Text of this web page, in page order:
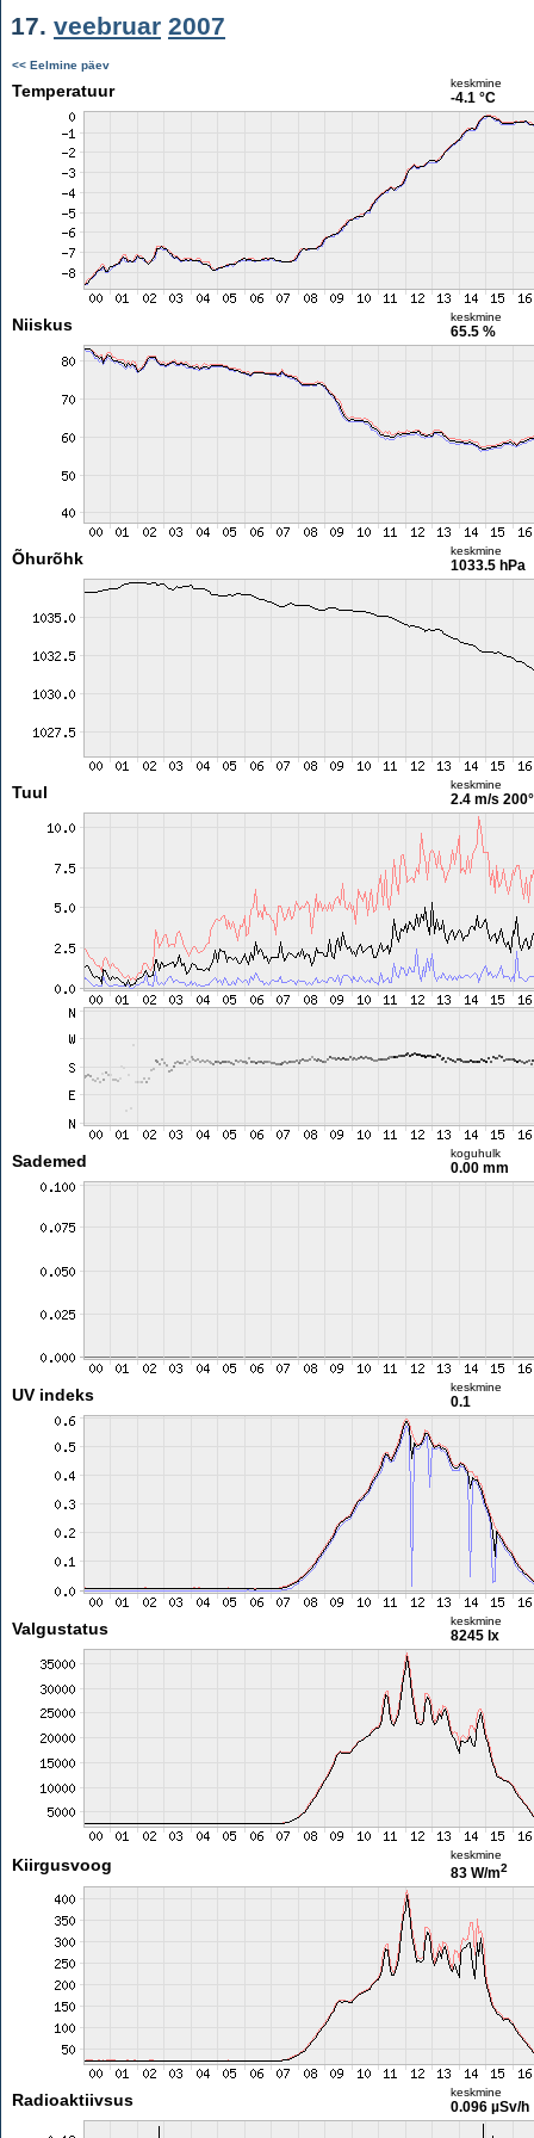
17. veebruar 2007
<< Eelmine päev
Temperatuur keskmine
-4.1 °C
Niiskus keskmine
65.5 %
Õhurõhk keskmine
1033.5 hPa
Tuul keskmine
2.4 m/s 200°
Sademed koguhulk
0.00 mm
UV indeks keskmine
0.1
Valgustatus keskmine
8245 lx
Kiirgusvoog
keskmine
83 W/m2
Radioaktiivsus keskmine
0.096 µSv/h